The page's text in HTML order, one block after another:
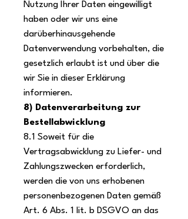
Nutzung Ihrer Daten eingewilligt
haben oder wir uns eine
darüberhinausgehende
Datenverwendung vorbehalten, die
gesetzlich erlaubt ist und über die
wir Sie in dieser Erklärung
informieren.
8) Datenverarbeitung zur
Bestellabwicklung
8.1 Soweit für die
Vertragsabwicklung zu Liefer- und
Zahlungszwecken erforderlich,
werden die von uns erhobenen
personenbezogenen Daten gemäß
Art. 6 Abs. 1 lit. b DSGVO an das